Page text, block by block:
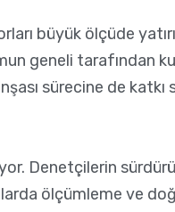
büyük ölçüde
geneli tarafından
sürecine de katkı
Denetçilerin
ölçümleme ve